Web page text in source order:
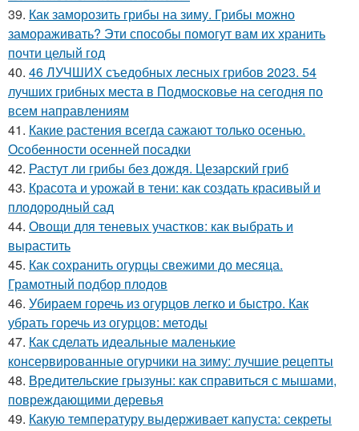
39. Как заморозить грибы на зиму. Грибы можно
замораживать? Эти способы помогут вам их хранить
почти целый год
40. 46 ЛУЧШИХ съедобных лесных грибов 2023. 54
лучших грибных места в Подмосковье на сегодня по
всем направлениям
41. Какие растения всегда сажают только осенью.
Особенности осенней посадки
42. Растут ли грибы без дождя. Цезарский гриб
43. Красота и урожай в тени: как создать красивый и
плодородный сад
44. Овощи для теневых участков: как выбрать и
вырастить
45. Как сохранить огурцы свежими до месяца.
Грамотный подбор плодов
46. Убираем горечь из огурцов легко и быстро. Как
убрать горечь из огурцов: методы
47. Как сделать идеальные маленькие
консервированные огурчики на зиму: лучшие рецепты
48. Вредительские грызуны: как справиться с мышами,
повреждающими деревья
49. Какую температуру выдерживает капуста: секреты